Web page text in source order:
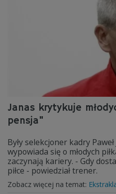
Janas krytykuje
pensja"
Były selekcjoner kadry
wypowiada się o młodych
zaczynają kariery. - Gdy
piłce - powiedział trener.
Zobacz więcej na temat: